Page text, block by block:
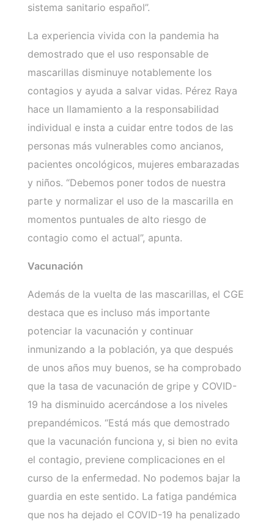
sistema sanitario español”.
La experiencia vivida con la pandemia ha
demostrado que el uso responsable de
mascarillas disminuye notablemente los
contagios y ayuda a salvar vidas. Pérez Raya
hace un llamamiento a la responsabilidad
individual e insta a cuidar entre todos de las
personas más vulnerables como ancianos,
pacientes oncológicos, mujeres embarazadas
y niños. “Debemos poner todos de nuestra
parte y normalizar el uso de la mascarilla en
momentos puntuales de alto riesgo de
contagio como el actual”, apunta.
Vacunación
Además de la vuelta de las mascarillas, el CGE
destaca que es incluso más importante
potenciar la vacunación y continuar
inmunizando a la población, ya que después
de unos años muy buenos, se ha comprobado
que la tasa de vacunación de gripe y COVID-
19 ha disminuido acercándose a los niveles
prepandémicos. “Está más que demostrado
que la vacunación funciona y, si bien no evita
el contagio, previene complicaciones en el
curso de la enfermedad. No podemos bajar la
guardia en este sentido. La fatiga pandémica
que nos ha dejado el COVID-19 ha penalizado